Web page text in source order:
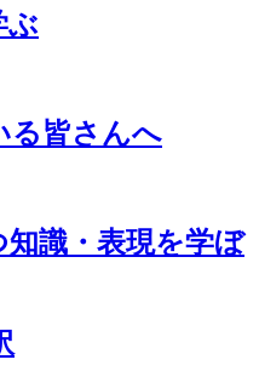
ぶ
る皆さんへ
知識・表現を学ぼ